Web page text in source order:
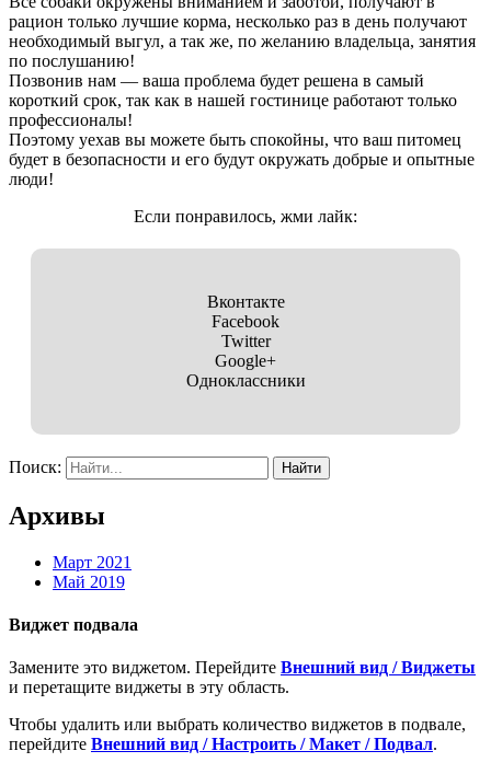
рацион только лучшие корма, несколько раз в день получают
необходимый выгул, а так же, по желанию владельца, занятия
по послушанию!
Позвонив нам — ваша проблема будет решена в самый
короткий срок, так как в нашей гостинице работают только
профессионалы!
Поэтому уехав вы можете быть спокойны, что ваш питомец
будет в безопасности и его будут окружать добрые и опытные
люди!
Если понравилось, жми лайк:
Вконтакте
Facebook
Twitter
Google+
Одноклассники
Поиск:
Архивы
Март 2021
Май 2019
Виджет подвала
Замените это виджетом. Перейдите Внешний вид / Виджеты
и перетащите виджеты в эту область.
Чтобы удалить или выбрать количество виджетов в подвале,
перейдите Внешний вид / Настроить / Макет / Подвал.